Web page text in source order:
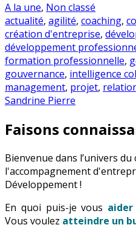
A la une, Non classé
actualité, agilité, coaching,
création d'entreprise,
développement
formation professionnelle,
gouvernance, intelligence
management, projet,
Sandrine Pierre
Faisons
Bienvenue dans l’univers du
l'accompagnement
Développement !
En quoi puis-je vous aider
Vous voulez atteindre un